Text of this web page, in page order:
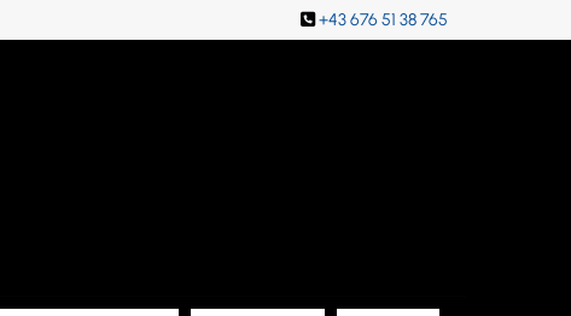
 +43 676 51 38 765